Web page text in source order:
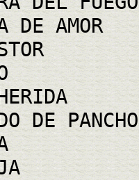
DE AMOR
DE